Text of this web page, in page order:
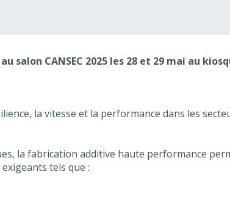
CANSEC 2025 les 28 et 29 mai au
la vitesse et la performance dans les
la fabrication additive haute performance
tels que :